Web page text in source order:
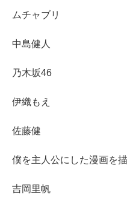
ムチャブリ
中島健人
乃木坂46
伊織もえ
佐藤健
僕を主人公にした漫画を
吉岡里帆